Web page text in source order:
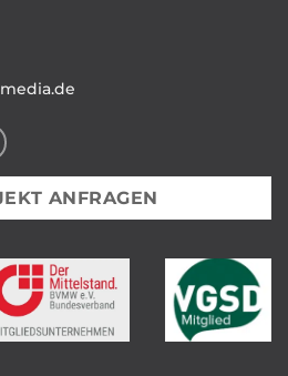
ANFRAGEN